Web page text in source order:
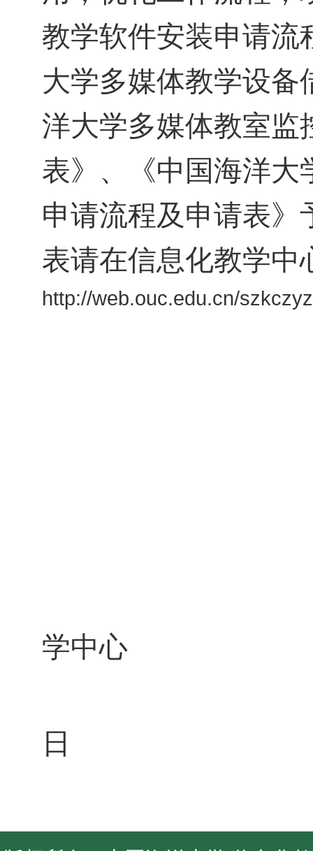
教学软件安装申请流
大学多媒体教学设备
洋大学多媒体教室监
表》、《中国海洋大
申请流程及申请表》
表请在信息化教学中
http://web.ouc.edu.cn/
学中心
日